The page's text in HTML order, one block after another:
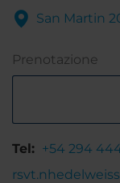
San Martin
Prenotazione
Tel: +54 294